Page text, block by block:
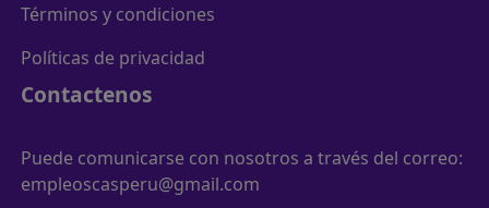
Términos y condiciones
Políticas de privacidad
Contactenos
Puede comunicarse con nosotros a través del correo:
empleoscasperu@gmail.com